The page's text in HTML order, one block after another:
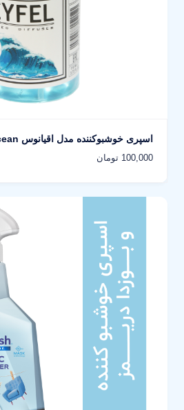
اسپری خوشبوکننده مدل اقیانوس Ocean حجم 100 میلی لیتر
100,000 تومان